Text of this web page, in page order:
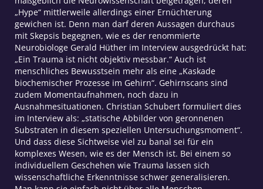
„Hype“ mittlerweile allerdings einer Ernüchterung
gewichen ist. Denn man darf deren Aussagen durchaus
mit Skepsis begegnen, wie es der renommierte
Neurobiologe Gerald Hüther im Interview ausgedrückt hat:
„Ein Trauma ist nicht objektiv messbar.“ Auch ist
menschliches Bewusstsein mehr als eine „Kaskade
biochemischer Prozesse im Gehirn“. Gehirnscans sind
zudem Momentaufnahmen, noch dazu in
Ausnahmesituationen. Christian Schubert formuliert dies
im Interview als: „statische Abbilder von geronnenen
Substraten in diesem speziellen Untersuchungsmoment“.
Und dass diese Sichtweise viel zu banal sei für ein
komplexes Wesen, wie es der Mensch ist. Bei einem so
individuellem Geschehen wie Trauma lassen sich
wissenschaftliche Erkenntnisse schwer generalisieren.